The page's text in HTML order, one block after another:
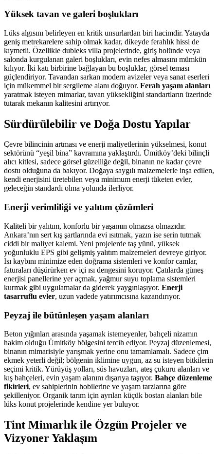
Yüksek tavan ve galeri boşlukları
Lüks algısını belirleyen en kritik unsurlardan biri hacimdir. Yatayda
geniş metrekarelere sahip olmak kadar, dikeyde ferahlık hissi de
kıymetli. Özellikle dubleks villa projelerinde, giriş holünde veya
salonda kurgulanan galeri boşlukları, evin nefes almasını mümkün
kılıyor. İki katı birbirine bağlayan bu boşluklar, görsel teması
güçlendiriyor. Tavandan sarkan modern avizeler veya sanat eserleri
için mükemmel bir sergileme alanı doğuyor. Ferah yaşam alanları
yaratmak isteyen mimarlar, tavan yüksekliğini standartların üzerinde
tutarak mekanın kalitesini artırıyor.
Sürdürülebilir ve Doğa Dostu Yapılar
Çevre bilincinin artması ve enerji maliyetlerinin yükselmesi, konut
sektörünü “yeşil bina” kavramına yaklaştırdı. Ümitköy’deki bilinçli
alıcı kitlesi, sadece görsel güzelliğe değil, binanın ne kadar çevre
dostu olduğuna da bakıyor. Doğaya saygılı malzemelerle inşa edilen,
kendi enerjisini üretebilen veya minimum enerji tüketen evler,
geleceğin standardı olma yolunda ilerliyor.
Enerji verimliliği ve yalıtım çözümleri
Kaliteli bir yalıtım, konforlu bir yaşamın olmazsa olmazıdır.
Ankara’nın sert kış şartlarında evi ısıtmak, yazın ise serin tutmak
ciddi bir maliyet kalemi. Yeni projelerde taş yünü, yüksek
yoğunluklu EPS gibi gelişmiş yalıtım malzemeleri devreye giriyor.
Isı kaybını minimize eden doğrama sistemleri ve konfor camlar,
faturaları düşürürken ev içi ısı dengesini koruyor. Çatılarda güneş
enerjisi panellerine yer açmak, yağmur suyu toplama sistemleri
kurmak gibi uygulamalar da giderek yaygınlaşıyor. Enerji
tasarruflu evler, uzun vadede yatırımcısına kazandırıyor.
Peyzaj ile bütünleşen yaşam alanları
Beton yığınları arasında yaşamak istemeyenler, bahçeli nizamın
hakim olduğu Ümitköy bölgesini tercih ediyor. Peyzaj düzenlemesi,
binanın mimarisiyle yarışmak yerine onu tamamlamalı. Sadece çim
ekmek yeterli değil; bölgenin iklimine uygun, az su isteyen bitkilerin
seçimi kritik. Yürüyüş yolları, süs havuzları, ateş çukuru alanları ve
kış bahçeleri, evin yaşam alanını dışarıya taşıyor. Bahçe düzenleme
fikirleri, ev sahiplerinin hobilerine ve yaşam tarzlarına göre
şekilleniyor. Organik tarım için ayrılan küçük bostan alanları bile
lüks konut projelerinde kendine yer buluyor.
Tint Mimarlık ile Özgün Projeler ve
Vizyoner Yaklaşım